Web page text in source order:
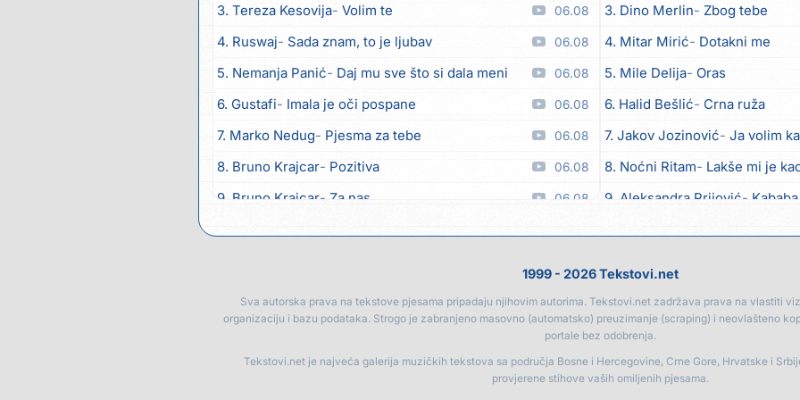
3. Tereza Kesovija Volim te 06.08
4. Ruswaj Sada znam, to je ljubav 06.08
5. Nemanja Panić Daj mu sve što si dala meni 06.08
6. Gustafi Imala je oči pospane 06.08
7. Marko Nedug Pjesma za tebe 06.08
8. Bruno Krajcar Pozitiva 06.08
9. Bruno Krajcar Za nas 06.08
13. Tamara Brusić Nigdi ni lipo ko doma 06.08
14. Tamara Brusić Biž´mo ća 06.08
06.08
3. Dino Merlin Zbog tebe
4. Mitar Mirić Dotakni me
5. Mile Delija Oras
6. Halid Bešlić Crna ruža
7. Jakov Jozinović Ja volim
8. Noćni Ritam Lakše mi je
9. Aleksandra Prijović Kababa
13. Noćni Ritam Rekla si mi
14. Karlo! Mon amour
15. Vesna Zmijanac
1999 - 2026 Tekstovi.net
Sva autorska prava na tekstove pjesama pripadaju njihovim autorima. Tekstovi.net zadržava prava na vlastiti
organizaciju i bazu podataka. Strogo je zabranjeno masovno (automatsko) preuzimanje (scraping) i neovlašteno
portale bez odobrenja.
Tekstovi.net je najveća galerija muzičkih tekstova sa područja Bosne i Hercegovine, Crne Gore, Hrvatske i
provjerene stihove vaših omiljenih pjesama.